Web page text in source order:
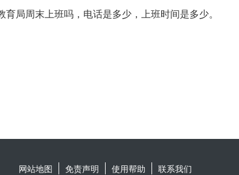
育局周末上班吗，电话是多少，上班时间是多少。
网站地图 免责声明 使用帮助 联系我们